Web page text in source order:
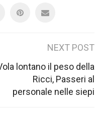
NEXT POST
lontano il peso della
Ricci, Passeri al
personale nelle siepi